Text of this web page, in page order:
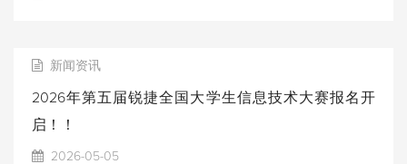
新闻资讯
2026年第五届锐捷全国大学生信息技术大赛报名开
启！！
2026-05-05